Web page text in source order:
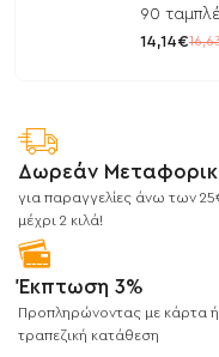
90
/
14,14€
Δωρεάν
για παραγγελίες άνω των
μέχρι 2 κιλά!
Έκπτωση 3%
Προπληρώνοντας με κάρτα ή
τραπεζική κατάθεση